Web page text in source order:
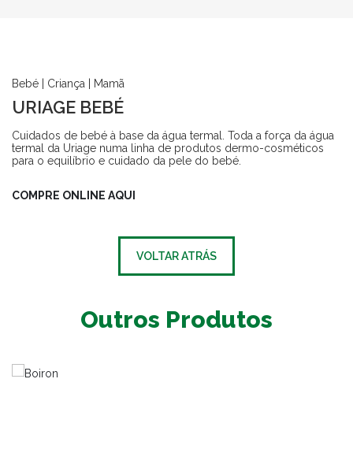
Bebé | Criança | Mamã
URIAGE BEBÉ
Cuidados de bebé à base da água termal. Toda a força da água
termal da Uriage numa linha de produtos dermo-cosméticos
para o equilíbrio e cuidado da pele do bebé.
COMPRE ONLINE AQUI
VOLTAR ATRÁS
Outros Produtos